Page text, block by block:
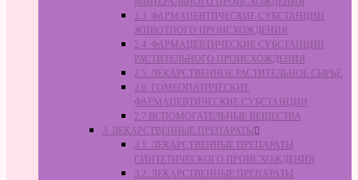
2.3. ФАРМАЦЕВТИЧЕСКИЕ СУБСТАНЦИИ
ЖИВОТНОГО ПРОИСХОЖДЕНИЯ
2.4. ФАРМАЦЕВТИЧЕСКИЕ СУБСТАНЦИИ
РАСТИТЕЛЬНОГО ПРОИСХОЖДЕНИЯ
2.5. ЛЕКАРСТВЕННОЕ РАСТИТЕЛЬНОЕ СЫРЬЁ
2.6. ГОМЕОПАТИЧЕСКИЕ
ФАРМАЦЕВТИЧЕСКИЕ СУБСТАНЦИИ
2.7 ВСПОМОГАТЕЛЬНЫЕ ВЕЩЕСТВА
3. ЛЕКАРСТВЕННЫЕ ПРЕПАРАТЫ
3.1. ЛЕКАРСТВЕННЫЕ ПРЕПАРАТЫ
СИНТЕТИЧЕСКОГО ПРОИСХОЖДЕНИЯ
3.2. ЛЕКАРСТВЕННЫЕ ПРЕПАРАТЫ